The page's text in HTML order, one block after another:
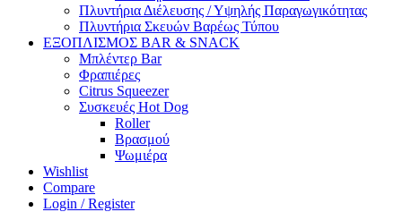
Πλυντήρια Διέλευσης / Υψηλής Παραγωγικότητας
Πλυντήρια Σκευών Βαρέως Τύπου
ΕΞΟΠΛΙΣΜΟΣ BAR & SNACK
Μπλέντερ Bar
Φραπιέρες
Citrus Squeezer
Συσκευές Hot Dog
Roller
Βρασμού
Ψωμιέρα
Wishlist
Compare
Login / Register